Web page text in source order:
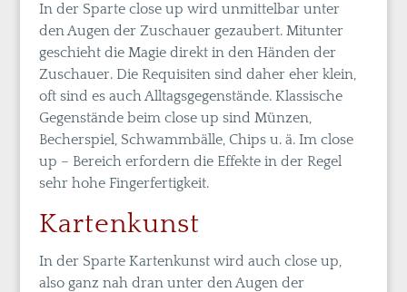
In der Sparte close up wird unmittelbar unter
den Augen der Zuschauer gezaubert. Mitunter
geschieht die Magie direkt in den Händen der
Zuschauer. Die Requisiten sind daher eher klein,
oft sind es auch Alltagsgegenstände. Klassische
Gegenstände beim close up sind Münzen,
Becherspiel, Schwammbälle, Chips u. ä. Im close
up – Bereich erfordern die Effekte in der Regel
sehr hohe Fingerfertigkeit.
Kartenkunst
In der Sparte Kartenkunst wird auch close up,
also ganz nah dran unter den Augen der